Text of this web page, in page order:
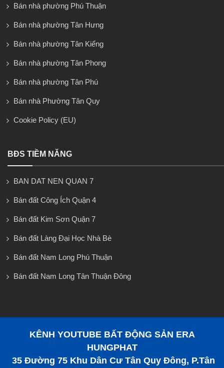
Bán nhà phường Phú Thuận
Bán nhà phường Tân Hưng
Bán nhà phường Tân Kiểng
Bán nhà phường Tân Phong
Bán nhà phường Tân Phú
Bán nhà Phường Tân Quy
Cookie Policy (EU)
BĐS TIỀM NĂNG
BAN DAT NEN QUAN 7
Bán đất Công Ích Quận 4
Bán đất Kim Sơn Quận 7
Bán đất Làng Đại Học Nhà Bè
Bán đất Nam Long Phú Thuận
Bán đất Nam Long Tân Thuận Đông
KÊNH YOUTUBE BẤT ĐỘNG SẢN ERA
HUNGPHAT
35 Đường 75 Khu Dân Cư Tân Quy Đông, P.Tân